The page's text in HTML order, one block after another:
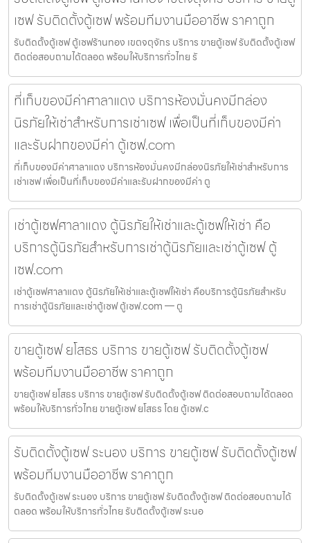
เซฟ รับติดตั้งตู้เซฟ พร้อมทีมงานมืออาชีพ ราคาถูก
รับติดตั้งตู้เซฟ ตู้เซฟร้านทอง เขตจตุจักร บริการ ขายตู้เซฟ รับติดตั้งตู้เซฟ
ติดต่อสอบถามได้ตลอด พร้อมให้บริการทั่วไทย รั
ที่เก็บของมีค่าศาลาแดง บริการห้องมั่นคงมีกล่อง
นิรภัยให้เช่าสำหรับการเช่าเซฟ เพื่อเป็นที่เก็บของมีค่า
และรับฝากของมีค่า ตู้เซฟ.com
ที่เก็บของมีค่าศาลาแดง บริการห้องมั่นคงมีกล่องนิรภัยให้เช่าสำหรับการ
เช่าเซฟ เพื่อเป็นที่เก็บของมีค่าและรับฝากของมีค่า ตู
เช่าตู้เซฟศาลาแดง ตู้นิรภัยให้เช่าและตู้เซฟให้เช่า คือ
บริการตู้นิรภัยสำหรับการเช่าตู้นิรภัยและเช่าตู้เซฟ ตู้
เซฟ.com
เช่าตู้เซฟศาลาแดง ตู้นิรภัยให้เช่าและตู้เซฟให้เช่า คือบริการตู้นิรภัยสำหรับ
การเช่าตู้นิรภัยและเช่าตู้เซฟ ตู้เซฟ.com — ตู
ขายตู้เซฟ ยโสธร บริการ ขายตู้เซฟ รับติดตั้งตู้เซฟ
พร้อมทีมงานมืออาชีพ ราคาถูก
ขายตู้เซฟ ยโสธร บริการ ขายตู้เซฟ รับติดตั้งตู้เซฟ ติดต่อสอบถามได้ตลอด
พร้อมให้บริการทั่วไทย ขายตู้เซฟ ยโสธร โดย ตู้เซฟ.c
รับติดตั้งตู้เซฟ ระนอง บริการ ขายตู้เซฟ รับติดตั้งตู้เซฟ
พร้อมทีมงานมืออาชีพ ราคาถูก
รับติดตั้งตู้เซฟ ระนอง บริการ ขายตู้เซฟ รับติดตั้งตู้เซฟ ติดต่อสอบถามได้
ตลอด พร้อมให้บริการทั่วไทย รับติดตั้งตู้เซฟ ระนอ